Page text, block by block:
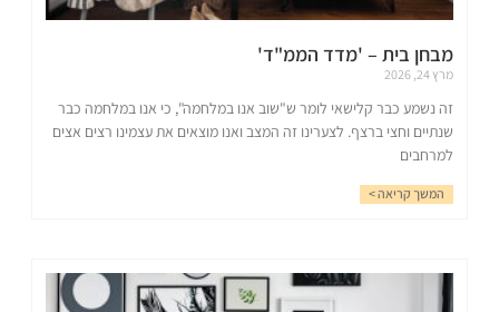
מבחן בית – 'מדד הממ"ד'
מרץ 24, 2026
זה נשמע כבר קלישאי לומר ש"שוב אנו במלחמה", כי אנו במלחמה כבר
שנתיים וחצי ברצף. לצערינו זה המצב ואנו מוצאים את עצמינו רצים אצים
למרחבים
המשך קריאה >